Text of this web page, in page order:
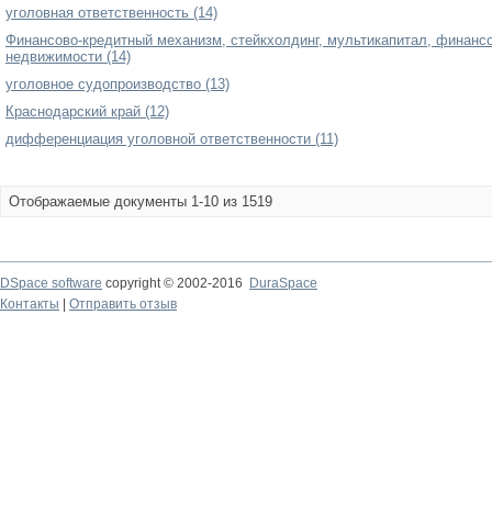
уголовная ответственность (14)
Финансово-кредитный механизм, стейкхолдинг, мультикапитал,
недвижимости (14)
уголовное судопроизводство (13)
Краснодарский край (12)
дифференциация уголовной ответственности (11)
Отображаемые документы 1-10 из 1519
DSpace software copyright © 2002-2016
DuraSpace
Контакты
Отправить отзыв